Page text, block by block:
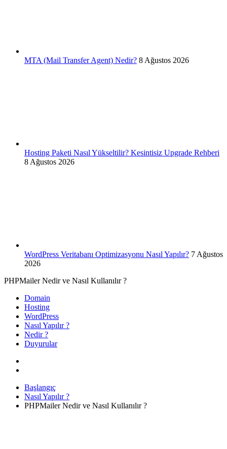
MTA (Mail Transfer Agent) Nedir? 8 Ağustos 2026
Hosting Paketi Nasıl Yükseltilir? Kesintisiz Upgrade Rehberi
8 Ağustos 2026
WordPress Veritabanı Optimizasyonu Nasıl Yapılır? 7 Ağustos
2026
PHPMailer Nedir ve Nasıl Kullanılır ?
Domain
Hosting
WordPress
Nasıl Yapılır ?
Nedir ?
Duyurular
Başlangıç
Nasıl Yapılır ?
PHPMailer Nedir ve Nasıl Kullanılır ?